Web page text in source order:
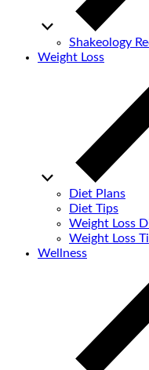
Shakeology
Weight Loss
Diet Plans
Diet Tips
Weight Loss
Weight Loss
Wellness